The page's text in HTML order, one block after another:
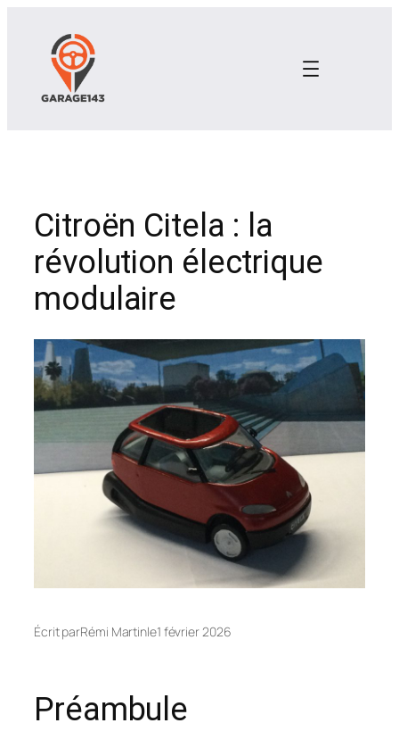
contenu
Citroën Citela : la
révolution électrique
modulaire
Écrit parRémi Martinle1 février 2026
Préambule